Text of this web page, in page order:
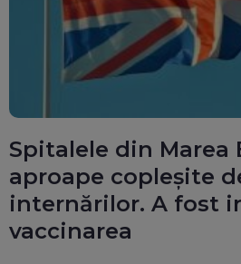
Spitalele din
aproape copleşite
internărilor. A fost
vaccinarea